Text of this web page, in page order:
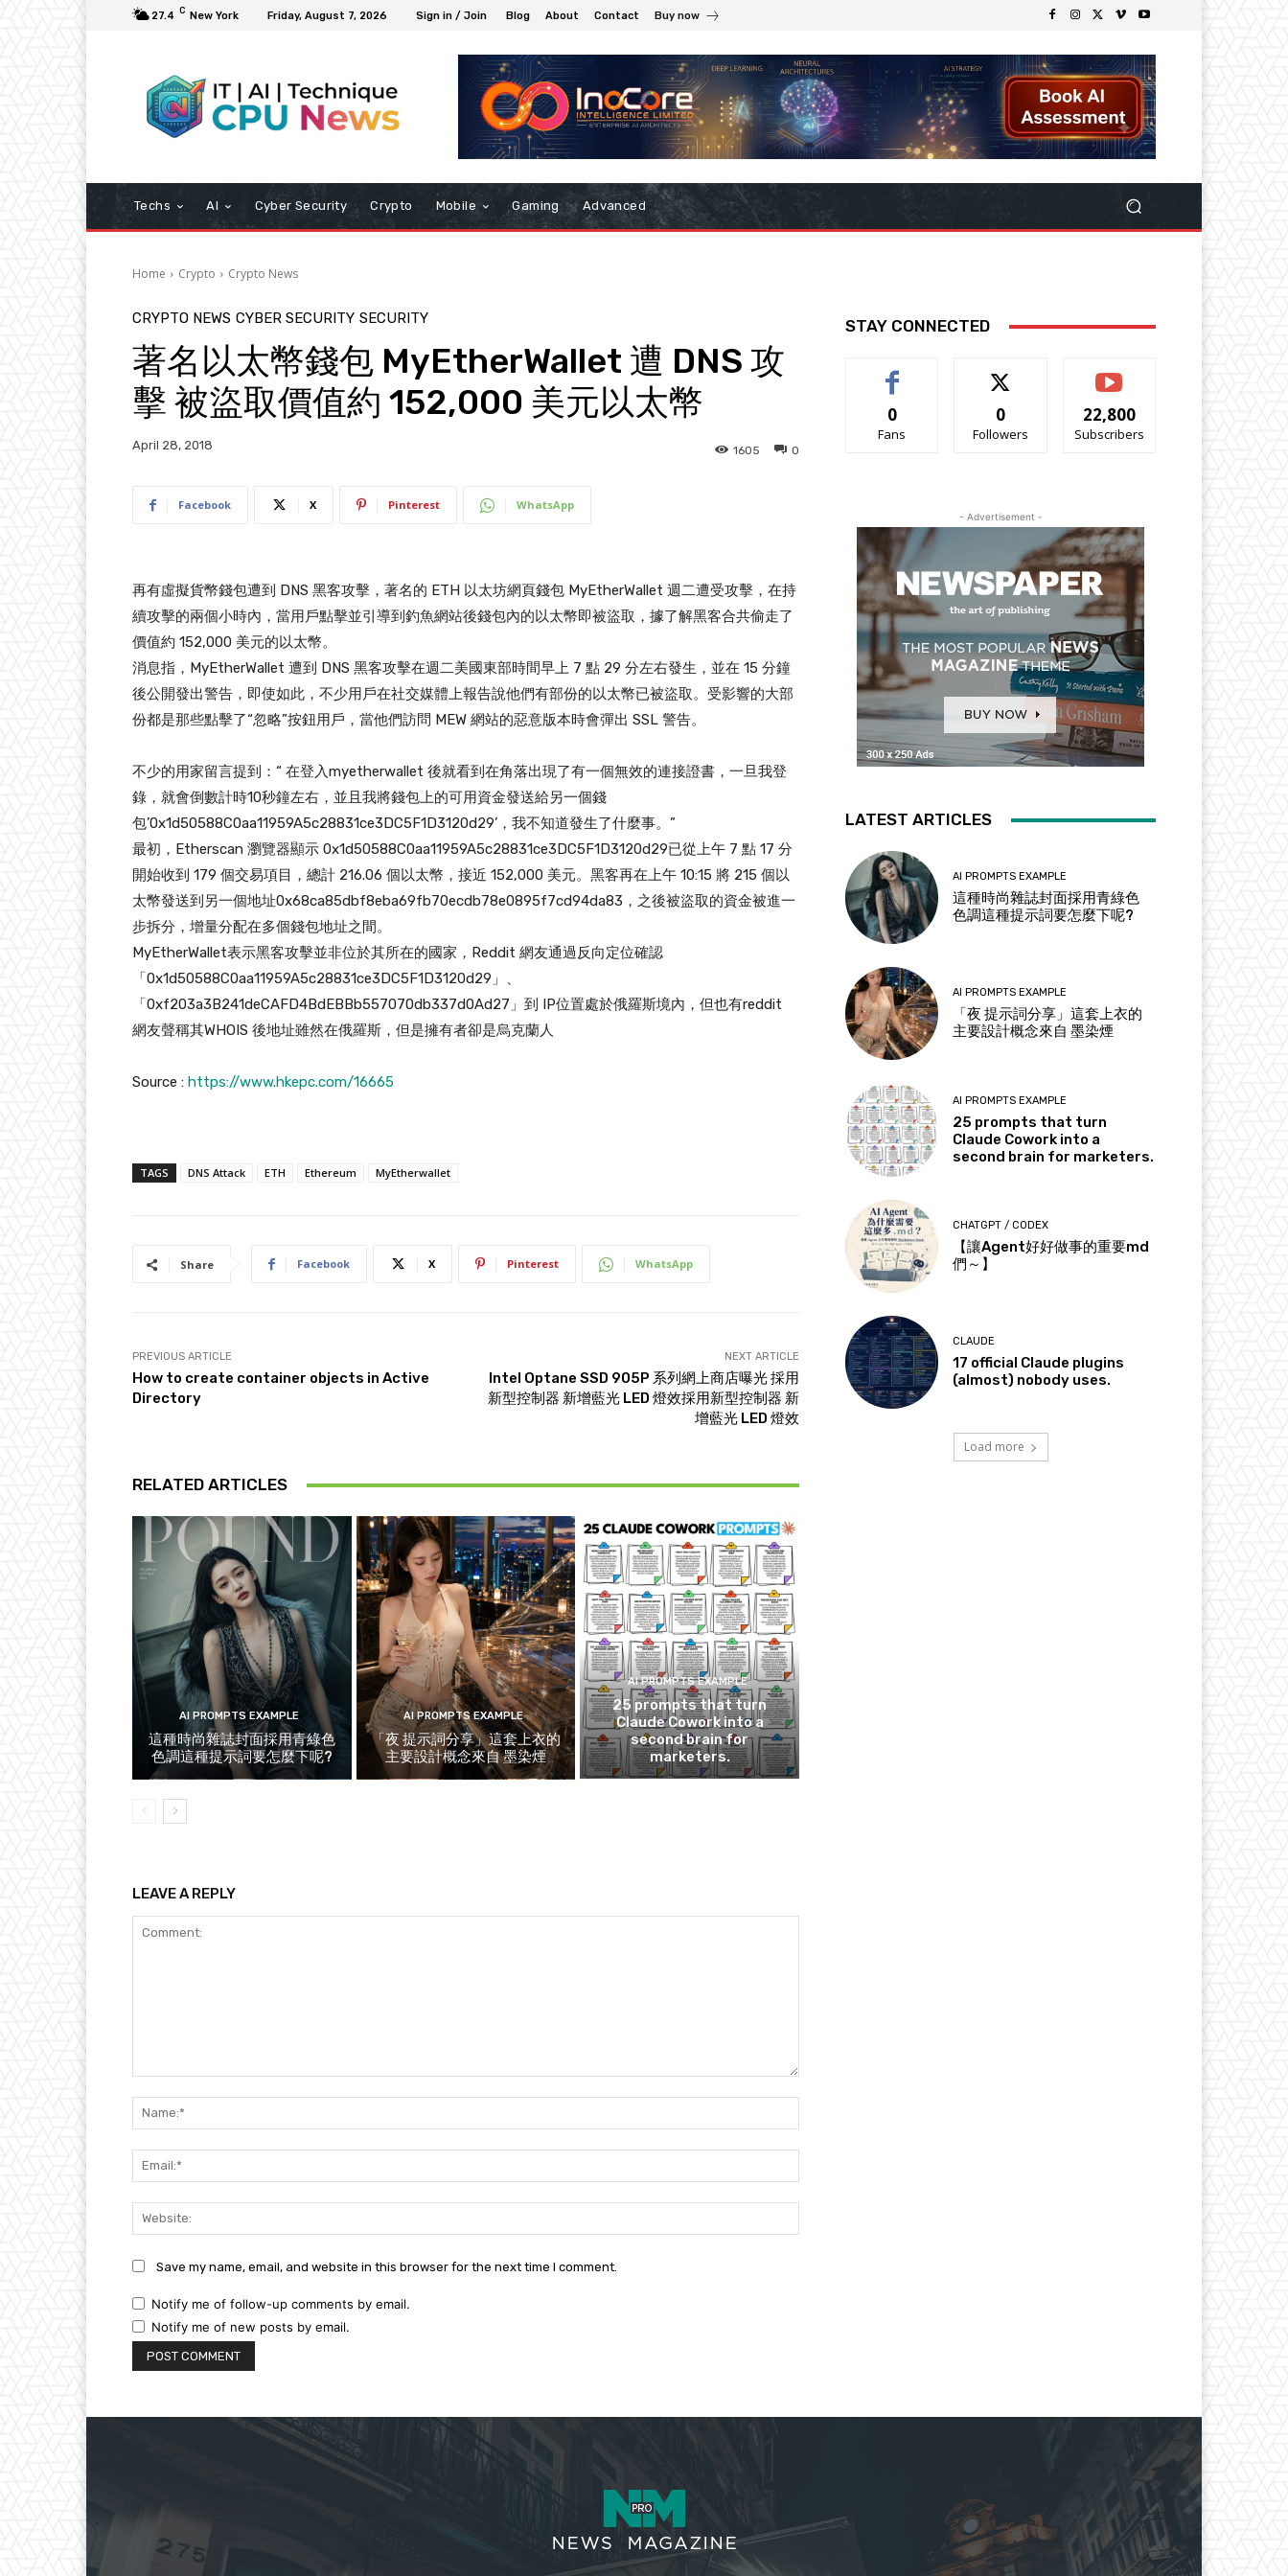
27.4 C New York Friday, August 7, 2026 Sign in / Join Blog About Contact Buy now
Techs AI Cyber Security Crypto Mobile Gaming Advanced
Home Crypto Crypto News
CRYPTO NEWS CYBER SECURITY SECURITY
著名以太幣錢包 MyEtherWallet 遭 DNS 攻
擊 被盜取價值約 152,000 美元以太幣
April 28, 2018 0
1605
Facebook X Pinterest WhatsApp
再有虛擬貨幣錢包遭到 DNS 黑客攻擊，著名的 ETH 以太坊網頁錢包 MyEtherWallet 週二遭受攻擊，在持
續攻擊的兩個小時內，當用戶點擊並引導到釣魚網站後錢包內的以太幣即被盜取，據了解黑客合共偷走了
價值約 152,000 美元的以太幣。
消息指，MyEtherWallet 遭到 DNS 黑客攻擊在週二美國東部時間早上 7 點 29 分左右發生，並在 15 分鐘
後公開發出警告，即使如此，不少用戶在社交媒體上報告說他們有部份的以太幣已被盜取。受影響的大部
份都是那些點擊了“忽略”按鈕用戶，當他們訪問 MEW 網站的惡意版本時會彈出 SSL 警告。
不少的用家留言提到：“ 在登入myetherwallet 後就看到在角落出現了有一個無效的連接證書，一旦我登
錄，就會倒數計時10秒鐘左右，並且我將錢包上的可用資金發送給另一個錢
包’0x1d50588C0aa11959A5c28831ce3DC5F1D3120d29’，我不知道發生了什麼事。”
最初，Etherscan 瀏覽器顯示 0x1d50588C0aa11959A5c28831ce3DC5F1D3120d29已從上午 7 點 17 分
開始收到 179 個交易項目，總計 216.06 個以太幣，接近 152,000 美元。黑客再在上午 10:15 將 215 個以
太幣發送到另一個地址0x68ca85dbf8eba69fb70ecdb78e0895f7cd94da83，之後被盜取的資金被進一
步拆分，增量分配在多個錢包地址之間。
MyEtherWallet表示黑客攻擊並非位於其所在的國家，Reddit 網友通過反向定位確認
「0x1d50588C0aa11959A5c28831ce3DC5F1D3120d29」、
「0xf203a3B241deCAFD4BdEBBb557070db337d0Ad27」到 IP位置處於俄羅斯境內，但也有reddit
網友聲稱其WHOIS 後地址雖然在俄羅斯，但是擁有者卻是烏克蘭人
Source : https://www.hkepc.com/16665
TAGS DNS Attack ETH Ethereum MyEtherwallet
Share Facebook X Pinterest WhatsApp
PREVIOUS ARTICLE
How to create container objects in Active
Directory
NEXT ARTICLE
Intel Optane SSD 905P 系列網上商店曝光 採用
新型控制器 新增藍光 LED 燈效採用新型控制器 新
增藍光 LED 燈效
RELATED ARTICLES
AI PROMPTS EXAMPLE
這種時尚雜誌封面採用青綠色
色調這種提示詞要怎麼下呢?
AI PROMPTS EXAMPLE
「夜 提示詞分享」這套上衣的
主要設計概念來自 墨染煙
AI PROMPTS EXAMPLE
25 prompts that turn
Claude Cowork into a
second brain for
marketers.
LEAVE A REPLY
Save my name, email, and website in this browser for the next time I comment.
Notify me of follow-up comments by email.
Notify me of new posts by email.
STAY CONNECTED
0
Fans
0
Followers
22,800
Subscribers
- Advertisement -
LATEST ARTICLES
AI PROMPTS EXAMPLE
這種時尚雜誌封面採用青綠色
色調這種提示詞要怎麼下呢?
AI PROMPTS EXAMPLE
「夜 提示詞分享」這套上衣的
主要設計概念來自 墨染煙
AI PROMPTS EXAMPLE
25 prompts that turn
Claude Cowork into a
second brain for marketers.
CHATGPT / CODEX
【讓Agent好好做事的重要md
們～】
CLAUDE
17 official Claude plugins
(almost) nobody uses.
Load more